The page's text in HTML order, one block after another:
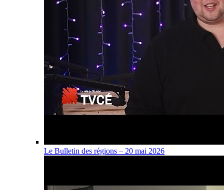
Le Bulletin des régions – 20 mai 2026